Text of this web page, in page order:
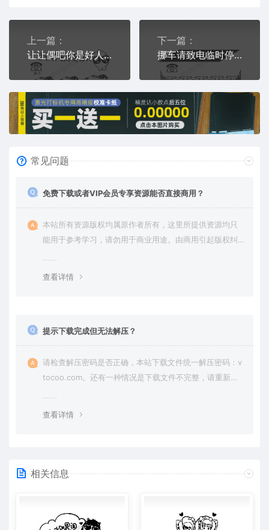
上一篇：
让让偶吧你是好人临时停车挪车电话牌通用plt格式激光打标文件
下一篇：
挪车请致电临时停车挪车电话牌通用plt格式激光打标文件
常见问题
免费下载或者VIP会员专享资源能否直接商用？
本站所有资源版权均属原作者所有，这里所提供资源均只
能用于参考学习，请勿用于商业用途。由商用引起版权纠
查看详情
提示下载完成但无法解压？
请检查解压密码是否正确，本站下载文件统一解压密码：v
tocoo.com。还有一种情况是下载文件不完整，请重新下
查看详情
相关信息